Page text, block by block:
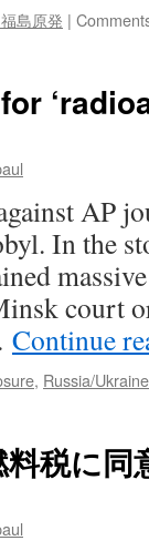
島原発 |
AP
In the
court
Continue
, Russia/
料税に